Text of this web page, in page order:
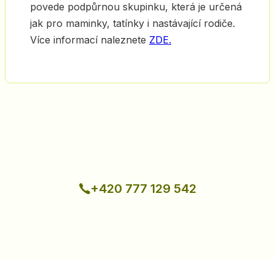
povede podpůrnou skupinku, která je určená
jak pro maminky, tatínky i nastávající rodiče.
Více informací naleznete ZDE.
+420 777 129 542